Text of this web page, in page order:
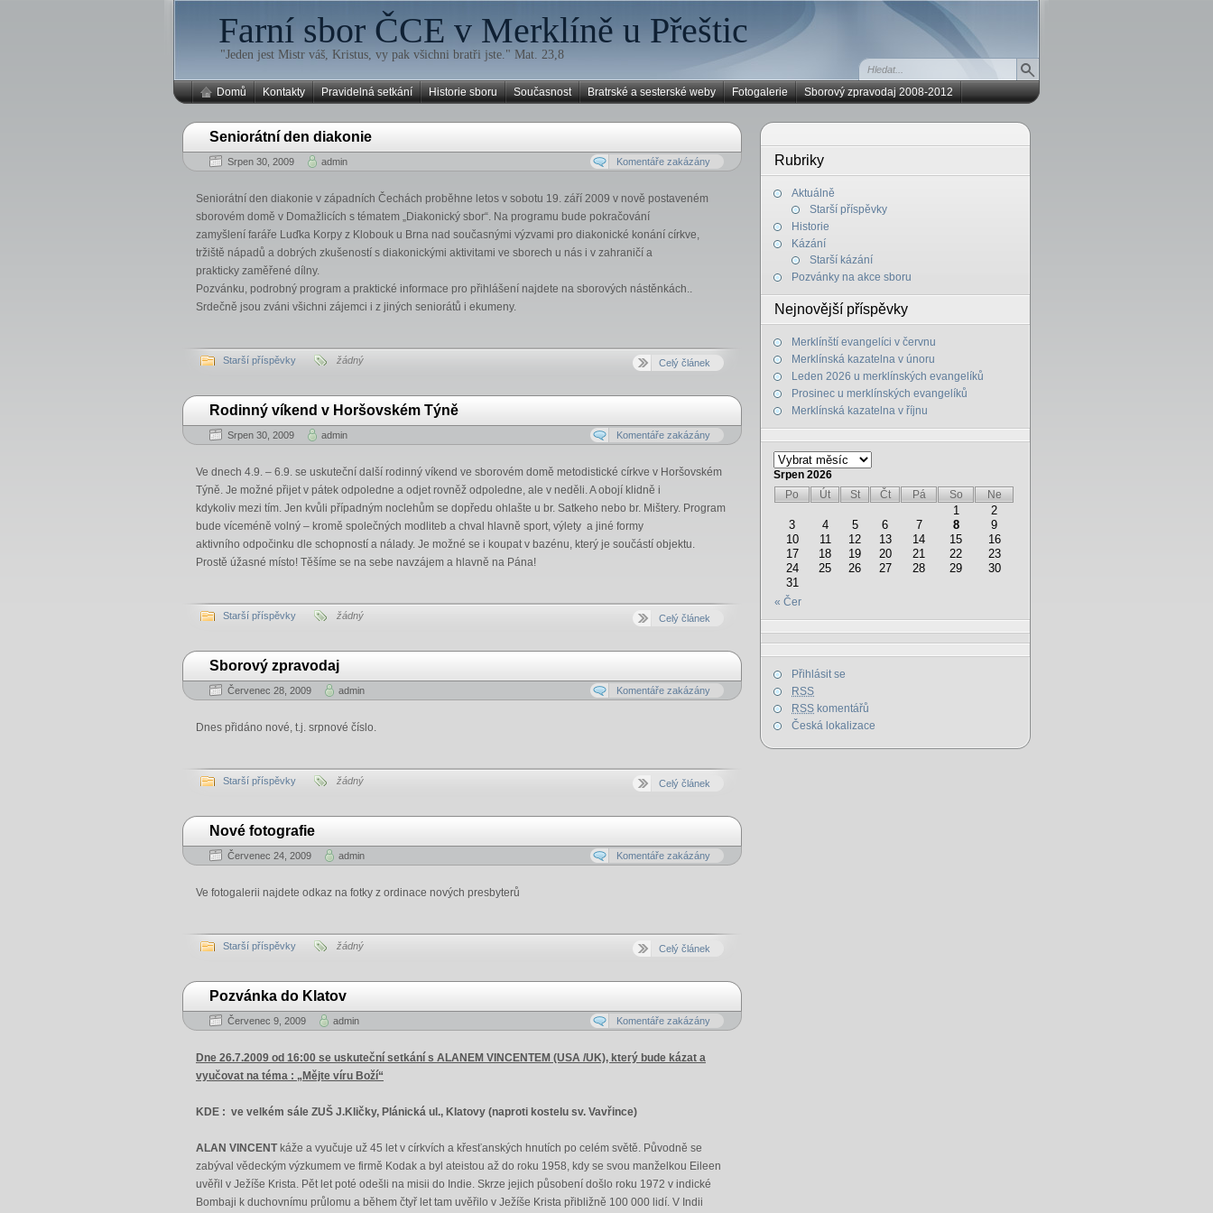
Farní sbor ČCE v Merklíně u Přeštic
"Jeden jest Mistr váš, Kristus, vy pak všichni bratři jste." Mat. 23,8
Domů Kontakty Pravidelná setkání Historie sboru Současnost Bratrské a sesterské weby Fotogalerie Sborový zpravodaj 2008-2012
Seniorátní den diakonie
Srpen 30, 2009 admin Komentáře zakázány
Seniorátní den diakonie v západních Čechách proběhne letos v sobotu 19. září 2009 v nově postaveném
sborovém domě v Domažlicích s tématem „Diakonický sbor“. Na programu bude pokračování
zamyšlení faráře Luďka Korpy z Klobouk u Brna nad současnými výzvami pro diakonické konání církve,
tržiště nápadů a dobrých zkušeností s diakonickými aktivitami ve sborech u nás i v zahraničí a
prakticky zaměřené dílny.
Pozvánku, podrobný program a praktické informace pro přihlášení najdete na sborových nástěnkách..
Srdečně jsou zváni všichni zájemci i z jiných seniorátů i ekumeny.
Starší příspěvky žádný Celý článek
Rodinný víkend v Horšovském Týně
Srpen 30, 2009 admin Komentáře zakázány
Ve dnech 4.9. – 6.9. se uskuteční další rodinný víkend ve sborovém domě metodistické církve v Horšovském
Týně. Je možné přijet v pátek odpoledne a odjet rovněž odpoledne, ale v neděli. A obojí klidně i
kdykoliv mezi tím. Jen kvůli případným noclehům se dopředu ohlašte u br. Satkeho nebo br. Mištery. Program
bude víceméně volný – kromě společných modliteb a chval hlavně sport, výlety a jiné formy
aktivního odpočinku dle schopností a nálady. Je možné se i koupat v bazénu, který je součástí objektu.
Prostě úžasné místo! Těšíme se na sebe navzájem a hlavně na Pána!
Starší příspěvky žádný Celý článek
Sborový zpravodaj
Červenec 28, 2009 admin Komentáře zakázány
Dnes přidáno nové, t.j. srpnové číslo.
Starší příspěvky žádný Celý článek
Nové fotografie
Červenec 24, 2009 admin Komentáře zakázány
Ve fotogalerii najdete odkaz na fotky z ordinace nových presbyterů
Starší příspěvky žádný Celý článek
Pozvánka do Klatov
Červenec 9, 2009 admin Komentáře zakázány
Dne 26.7.2009 od 16:00 se uskuteční setkání s ALANEM VINCENTEM (USA /UK), který bude kázat a
vyučovat na téma : „Mějte víru Boží“
KDE : ve velkém sále ZUŠ J.Kličky, Plánická ul., Klatovy (naproti kostelu sv. Vavřince)
ALAN VINCENTkáže a vyučuje už 45 let v církvích a křesťanských hnutích po celém světě. Původně se
zabýval vědeckým výzkumem ve firmě Kodak a byl ateistou až do roku 1958, kdy se svou manželkou Eileen
uvěřil v Ježíše Krista. Pět let poté odešli na misii do Indie. Skrze jejich působení došlo roku 1972 v indické
Bombaji k duchovnímu průlomu a během čtyř let tam uvěřilo v Ježíše Krista přibližně 100 000 lidí. V Indii
Rubriky
Aktuálně
Starší příspěvky
Historie
Kázání
Starší kázání
Pozvánky na akce sboru
Nejnovější příspěvky
Merklínští evangelíci v červnu
Merklínská kazatelna v únoru
Leden 2026 u merklínských evangelíků
Prosinec u merklínských evangelíků
Merklínská kazatelna v říjnu
Srpen 2026
Po
Út St Čt Pá So Ne
« Čer
1
2
3
4 5 6 7 8
9
10
11 12 13 14 15
16
17
18 19 20 21 22
23
24
25 26 27 28 29
30
31
Přihlásit se
RSS
RSS komentářů
Česká lokalizace